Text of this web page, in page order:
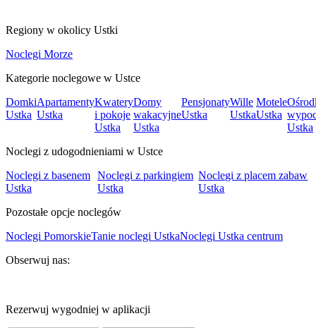
Regiony w okolicy Ustki
Noclegi Morze
Kategorie noclegowe w Ustce
Domki
Ustka
Apartamenty
Ustka
Kwatery
i pokoje
Ustka
Domy
wakacyjne
Ustka
Pensjonaty
Ustka
Wille
Ustka
Motele
Ustka
Ustka
Noclegi z udogodnieniami w Ustce
Noclegi z basenem
Ustka
Noclegi z parkingiem
Ustka
Noclegi z placem zabaw
Ustka
Pozostałe opcje noclegów
Noclegi PomorskieTanie noclegi UstkaNoclegi Ustka centrum
Obserwuj nas:
Rezerwuj wygodniej w aplikacji